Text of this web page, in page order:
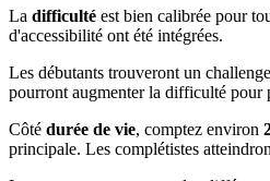
La difficulté est bien calibrée pour
d'accessibilité ont été intégrées.
Les débutants trouveront un
pourront augmenter la difficulté pour
Côté durée de vie, comptez environ
principale. Les complétistes